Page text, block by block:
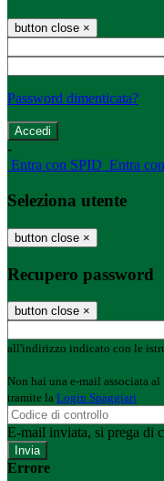
button close ×
Password dimenticata?
-
Entra con SPID Entra
Seleziona utente
button close ×
Recupero password
button close ×
all'indirizzo indicato con le
Non hai una e-mail associata
tramite la Login Spaggiari
E-mail inviata, si prega di
Errore